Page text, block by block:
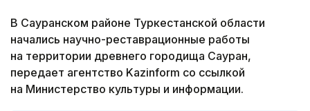
В Сауранском районе Туркестанской области
начались научно-реставрационные работы
на территории древнего городища Сауран,
передает агентство Kazinform со ссылкой
на Министерство культуры и информации.